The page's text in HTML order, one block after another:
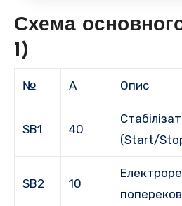
Схема
1)
№ А Опис
SB1 40
(Start/
SB2 10